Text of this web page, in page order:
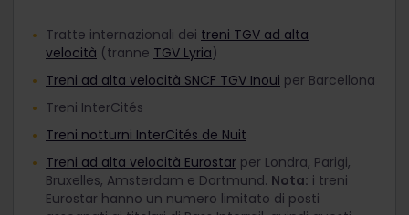
Tratte internazionali dei treni TGV ad alta
velocità (tranne TGV Lyria)
Treni ad alta velocità SNCF TGV Inoui per Barcellona
Treni InterCités
Treni notturni InterCités de Nuit
Treni ad alta velocità Eurostar per Londra, Parigi,
Bruxelles, Amsterdam e Dortmund. Nota: i treni
Eurostar hanno un numero limitato di posti